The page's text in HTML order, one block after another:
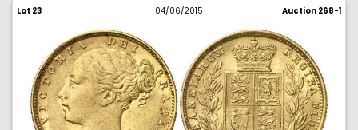
Lot 23 04/06/2015 Auction 268-1